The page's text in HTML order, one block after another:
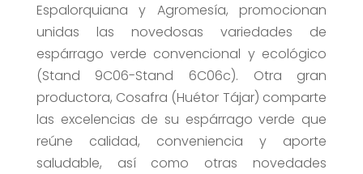
Espalorquiana y Agromesía, promocionan
unidas las novedosas variedades de
espárrago verde convencional y ecológico
(Stand 9C06-Stand 6C06c). Otra gran
productora, Cosafra (Huétor Tájar) comparte
las excelencias de su espárrago verde que
reúne calidad, conveniencia y aporte
saludable, así como otras novedades